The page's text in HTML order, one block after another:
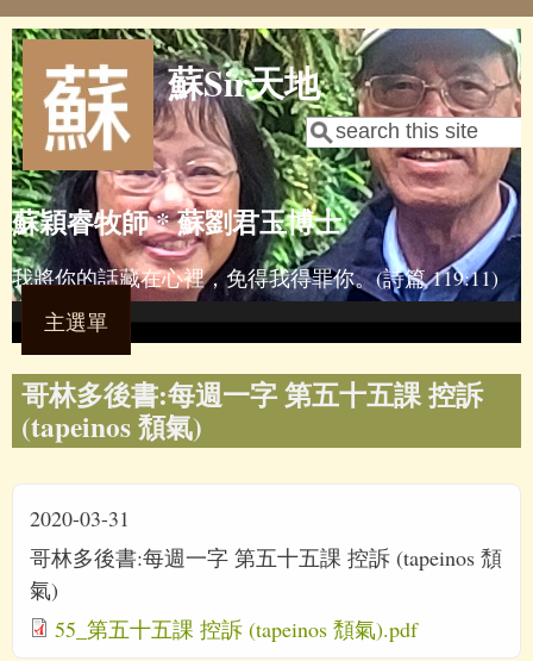
Skip to main content
蘇Sir天地
Search form
Search
蘇穎睿牧師 * 蘇劉君玉博士
我將你的話藏在心裡，免得我得罪你。(詩篇 119:11)
主選單
哥林多後書:每週一字 第五十五課 控訴
(tapeinos 頹氣)
2020-03-31
哥林多後書:每週一字 第五十五課 控訴 (tapeinos 頹
氣)
55_第五十五課 控訴 (tapeinos 頽氣).pdf